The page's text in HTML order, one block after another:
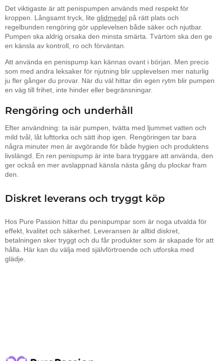
Det viktigaste är att penispumpen används med respekt för
kroppen. Långsamt tryck, lite glidmedel på rätt plats och
regelbunden rengöring gör upplevelsen både säker och njutbar.
Pumpen ska aldrig orsaka den minsta smärta. Tvärtom ska den ge
en känsla av kontroll, ro och förväntan.
Att använda en penispump kan kännas ovant i början. Men precis
som med andra leksaker för njutning blir upplevelsen mer naturlig
ju fler gånger du provar. När du väl hittar din egen rytm blir pumpen
en väg till frihet, inte hinder eller begränsningar.
Rengöring och underhåll
Efter användning: ta isär pumpen, tvätta med ljummet vatten och
mild tvål, låt lufttorka och sätt ihop igen. Rengöringen tar bara
några minuter men är avgörande för både hygien och produktens
livslängd. En ren penispump är inte bara tryggare att använda, den
ger också en mer avslappnad känsla nästa gång du plockar fram
den.
Diskret leverans och tryggt köp
Hos Pure Passion hittar du penispumpar som är noga utvalda för
effekt, kvalitet och säkerhet. Leveransen är alltid diskret,
betalningen sker tryggt och du får produkter som är skapade för att
hålla. Här kan du välja med självförtroende och utforska med
glädje.